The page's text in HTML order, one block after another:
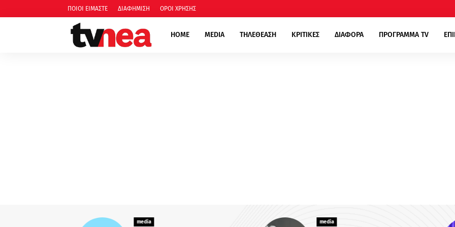
ΠΟΙΟΙ ΕΙΜΑΣΤΕ ΔΙΑΦΗΜΙΣΗ ΟΡΟΙ ΧΡΗΣΗΣ
HOME MEDIA ΤΗΛΕΘΕΑΣΗ ΚΡΙΤΙΚΕΣ ΔΙΑΦΟΡΑ ΠΡΟΓΡΑΜΜΑ TV
media media